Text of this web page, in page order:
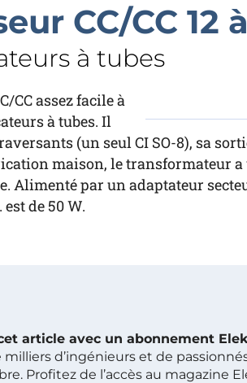
CC/CC 12
à tubes
CC assez facile à
à tubes. Il
(un seul CI SO-8), sa
maison, le transformateur
Alimenté par un adaptateur
de 50 W.
article avec un abonnement
d’ingénieurs et de
Profitez de l’accès au magazine